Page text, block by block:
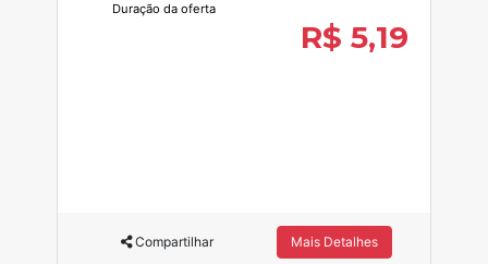
Duração da oferta
R$ 5,19
Compartilhar Mais Detalhes